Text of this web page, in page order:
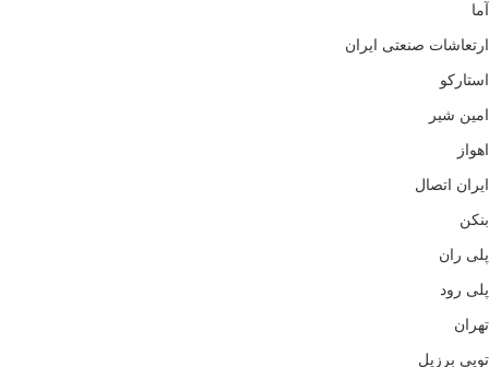
آما
ارتعاشات صنعتی ایران
استارکو
امین شیر
اهواز
ایران اتصال
بنکن
پلی ران
پلی رود
تهران
توپی برزیل